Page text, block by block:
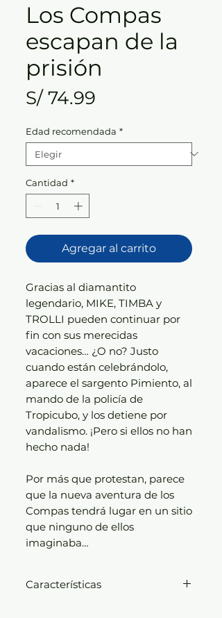
Los Compas
escapan de la
prisión
S/ 74.99
Edad recomendada *
Cantidad *
Agregar al carrito
Gracias al diamantito
legendario, MIKE, TIMBA y
TROLLI pueden continuar por
fin con sus merecidas
vacaciones… ¿O no? Justo
cuando están celebrándolo,
aparece el sargento Pimiento, al
mando de la policía de
Tropicubo, y los detiene por
vandalismo. ¡Pero si ellos no han
hecho nada!
Por más que protestan, parece
que la nueva aventura de los
Compas tendrá lugar en un sitio
que ninguno de ellos
imaginaba…
Características